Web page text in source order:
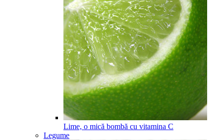
Lime, o mică bombă cu vitamina C
Legume